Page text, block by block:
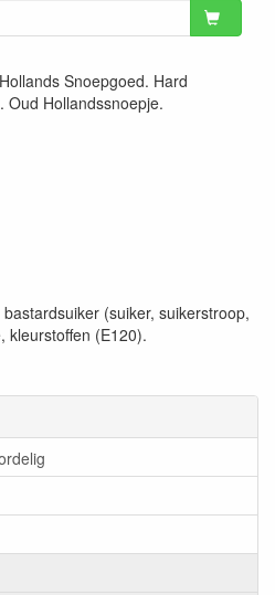
Snoepgoed. Hard
Oud Hollandssnoepje.
(suiker, suikerstroop,
kleurstoffen (E120).